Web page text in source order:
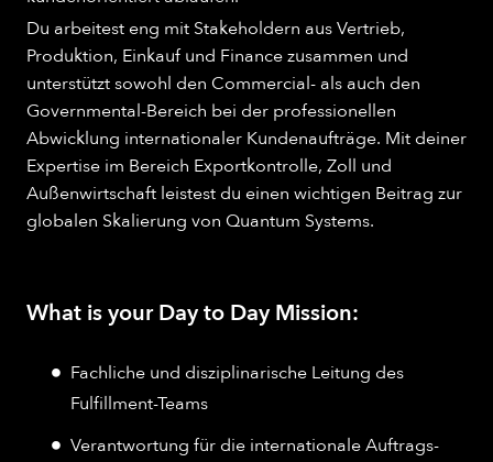
Du arbeitest eng mit Stakeholdern aus Vertrieb,
Produktion, Einkauf und Finance zusammen und
unterstützt sowohl den Commercial- als auch den
Governmental-Bereich bei der professionellen
Abwicklung internationaler Kundenaufträge. Mit deiner
Expertise im Bereich Exportkontrolle, Zoll und
Außenwirtschaft leistest du einen wichtigen Beitrag zur
globalen Skalierung von Quantum Systems.
What is your Day to Day Mission:
Fachliche und disziplinarische Leitung des
Fulfillment-Teams
Verantwortung für die internationale Auftrags-